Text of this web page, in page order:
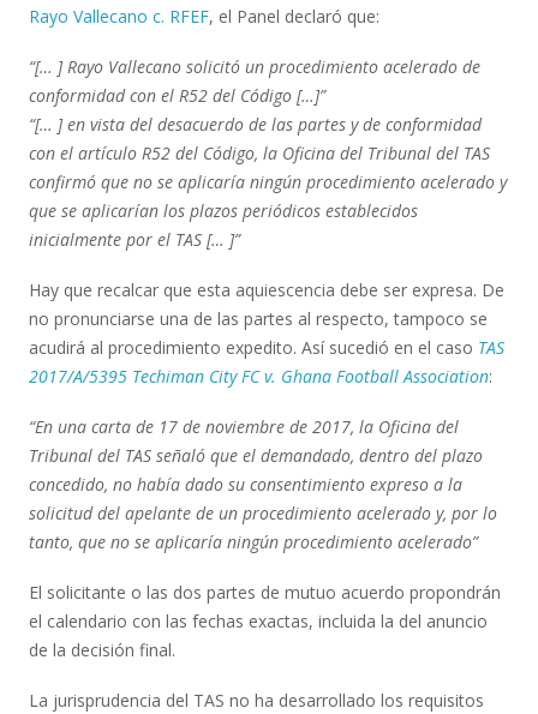
Rayo Vallecano c. RFEF, el Panel declaró que:
“[… ] Rayo Vallecano solicitó un procedimiento acelerado de
conformidad con el R52 del Código […]”
“[… ] en vista del desacuerdo de las partes y de conformidad
con el artículo R52 del Código, la Oficina del Tribunal del TAS
confirmó que no se aplicaría ningún procedimiento acelerado y
que se aplicarían los plazos periódicos establecidos
inicialmente por el TAS [… ]”
Hay que recalcar que esta aquiescencia debe ser expresa. De
no pronunciarse una de las partes al respecto, tampoco se
acudirá al procedimiento expedito. Así sucedió en el caso TAS
2017/A/5395 Techiman City FC v. Ghana Football Association:
“En una carta de 17 de noviembre de 2017, la Oficina del
Tribunal del TAS señaló que el demandado, dentro del plazo
concedido, no había dado su consentimiento expreso a la
solicitud del apelante de un procedimiento acelerado y, por lo
tanto, que no se aplicaría ningún procedimiento acelerado”
El solicitante o las dos partes de mutuo acuerdo propondrán
el calendario con las fechas exactas, incluida la del anuncio
de la decisión final.
La jurisprudencia del TAS no ha desarrollado los requisitos